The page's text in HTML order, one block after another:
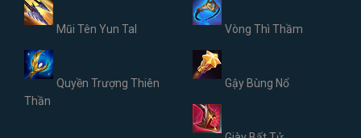
Mũi Tên Yun Tal Vòng Thì Thầm
Quyền Trượng Thiên
Thần
Gậy Bùng Nổ